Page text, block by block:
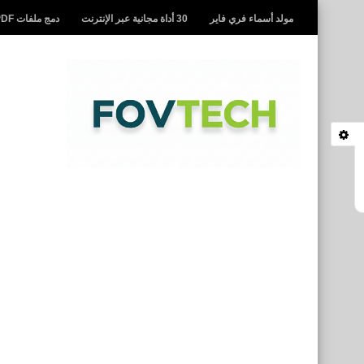
مولد أسماء فري فاير 30 أداة مجانية عبر الإنترنت دمج ملفات PDF